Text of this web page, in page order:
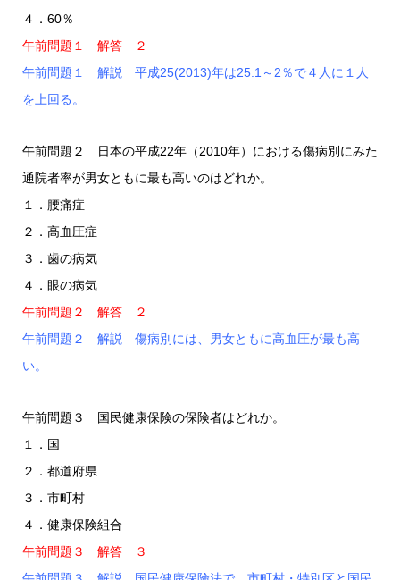
４．60％
午前問題１ 解答 ２
午前問題１ 解説 平成25(2013)年は25.1～2％で４人に１人
を上回る。
午前問題２ 日本の平成22年（2010年）における傷病別にみた
通院者率が男女ともに最も高いのはどれか。
１．腰痛症
２．高血圧症
３．歯の病気
４．眼の病気
午前問題２ 解答 ２
午前問題２ 解説 傷病別には、男女ともに高血圧が最も高
い。
午前問題３ 国民健康保険の保険者はどれか。
１．国
２．都道府県
３．市町村
４．健康保険組合
午前問題３ 解答 ３